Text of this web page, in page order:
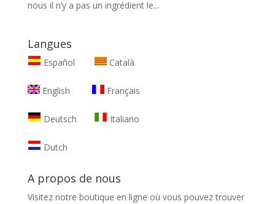
nous il n’y a pas un ingrédient le...
Langues
Español Català
English Français
Deutsch Italiano
Dutch
A propos de nous
Visitez notre boutique en ligne où vous pouvez trouver